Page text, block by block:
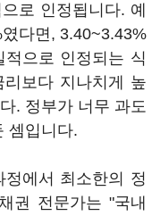
로 인정됩니다. 예
다면, 3.40~3.43%
으로 인정되는 식
보다 지나치게 높
. 정부가 너무 과도
셈입니다.
에서 최소한의 정
권 전문가는 "국내